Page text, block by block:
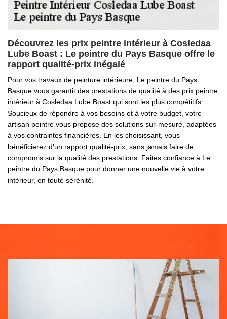
Découvrez les prix peintre intérieur à Cosledaa
Lube Boast : Le peintre du Pays Basque offre le
rapport qualité-prix inégalé
Pour vos travaux de peinture intérieure, Le peintre du Pays
Basque vous garantit des prestations de qualité à des prix peintre
intérieur à Cosledaa Lube Boast qui sont les plus compétitifs.
Soucieux de répondre à vos besoins et à votre budget, votre
artisan peintre vous propose des solutions sur-mesure, adaptées
à vos contraintes financières. En les choisissant, vous
bénéficierez d'un rapport qualité-prix, sans jamais faire de
compromis sur la qualité des prestations. Faites confiance à Le
peintre du Pays Basque pour donner une nouvelle vie à votre
intérieur, en toute sérénité.